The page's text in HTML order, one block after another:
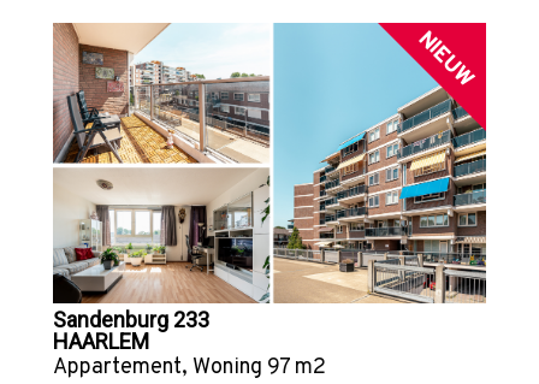
NIEUW
Sandenburg 233
HAARLEM
Appartement, Woning 97 m2